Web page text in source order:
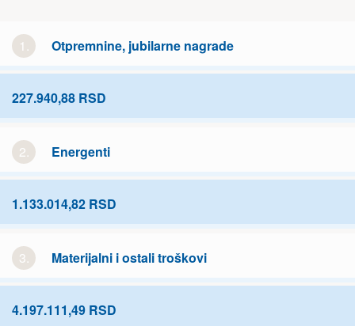
1. Otpremnine, jubilarne nagrade
227.940,88 RSD
2. Energenti
1.133.014,82 RSD
3. Materijalni i ostali troškovi
4.197.111,49 RSD